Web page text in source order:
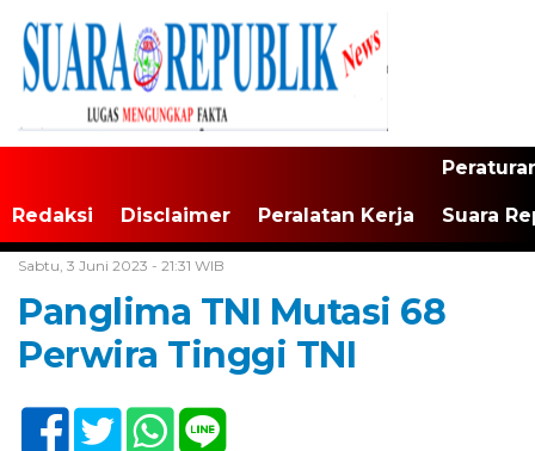
Redaksi Disclaimer Peralatan Kerja Suara
Sabtu, 3 Juni 2023 - 21:31 WIB
Panglima TNI Mutasi 68
Perwira Tinggi TNI